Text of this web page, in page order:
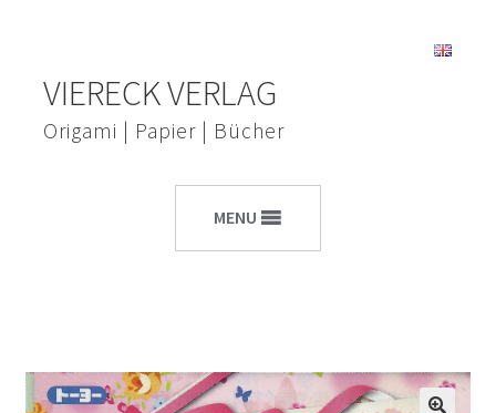
Navigation
springen
Inhalt
springen
VIERECK VERLAG
Origami | Papier | Bücher
MENU